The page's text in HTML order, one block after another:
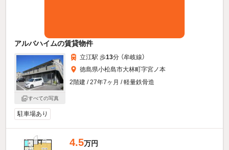
アルバハイムの賃貸物件
すべての写真
立江駅 歩13分 （牟岐線）
徳島県小松島市大林町字宮ノ本
2階建 / 27年7ヶ月 / 軽量鉄骨造
駐車場あり
4.5万円